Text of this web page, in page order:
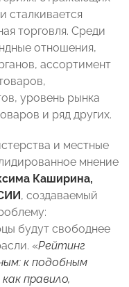
сталкивается
торговля. Среди
отношения,
ассортимент
уровень рынка
и ряд других.
и местные
мнение
Каширина,
, создаваемый
будут свободнее
«Рейтинг
к подобным
правило,